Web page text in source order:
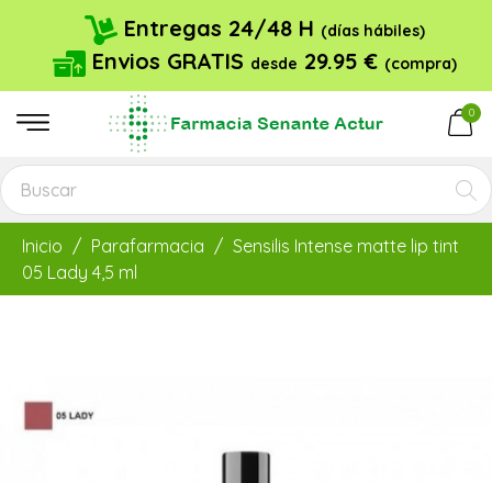
Entregas 24/48 H (días hábiles)
Envios GRATIS desde 29.95 € (compra)
0
Inicio Parafarmacia
Sensilis Intense matte lip tint
05 Lady 4,5 ml